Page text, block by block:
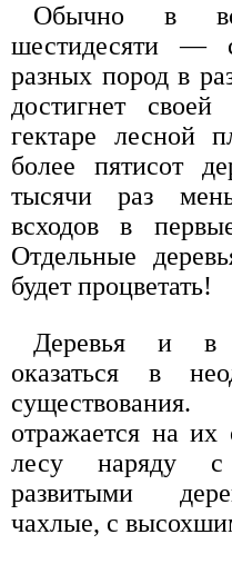
Обычно в
шестидесяти —
разных пород в
достигнет
гектаре лесной
более пятисот
тысячи раз
всходов в
Отдельные
будет процветать!
Деревья и в
оказаться в
отражается на
лесу наряду
развитыми
чахлые, с